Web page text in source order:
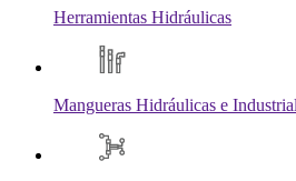
Herramientas Hidráulicas
Mangueras Hidráulicas e